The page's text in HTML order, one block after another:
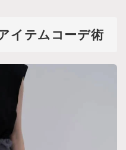
イテムコーデ術